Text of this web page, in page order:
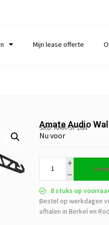
Mijn lease offerte
Amate Audio
SKU: AMA-SP26N
Nu voor
In
8 stuks op
Bestel op werkdagen
afhalen in Berkel en